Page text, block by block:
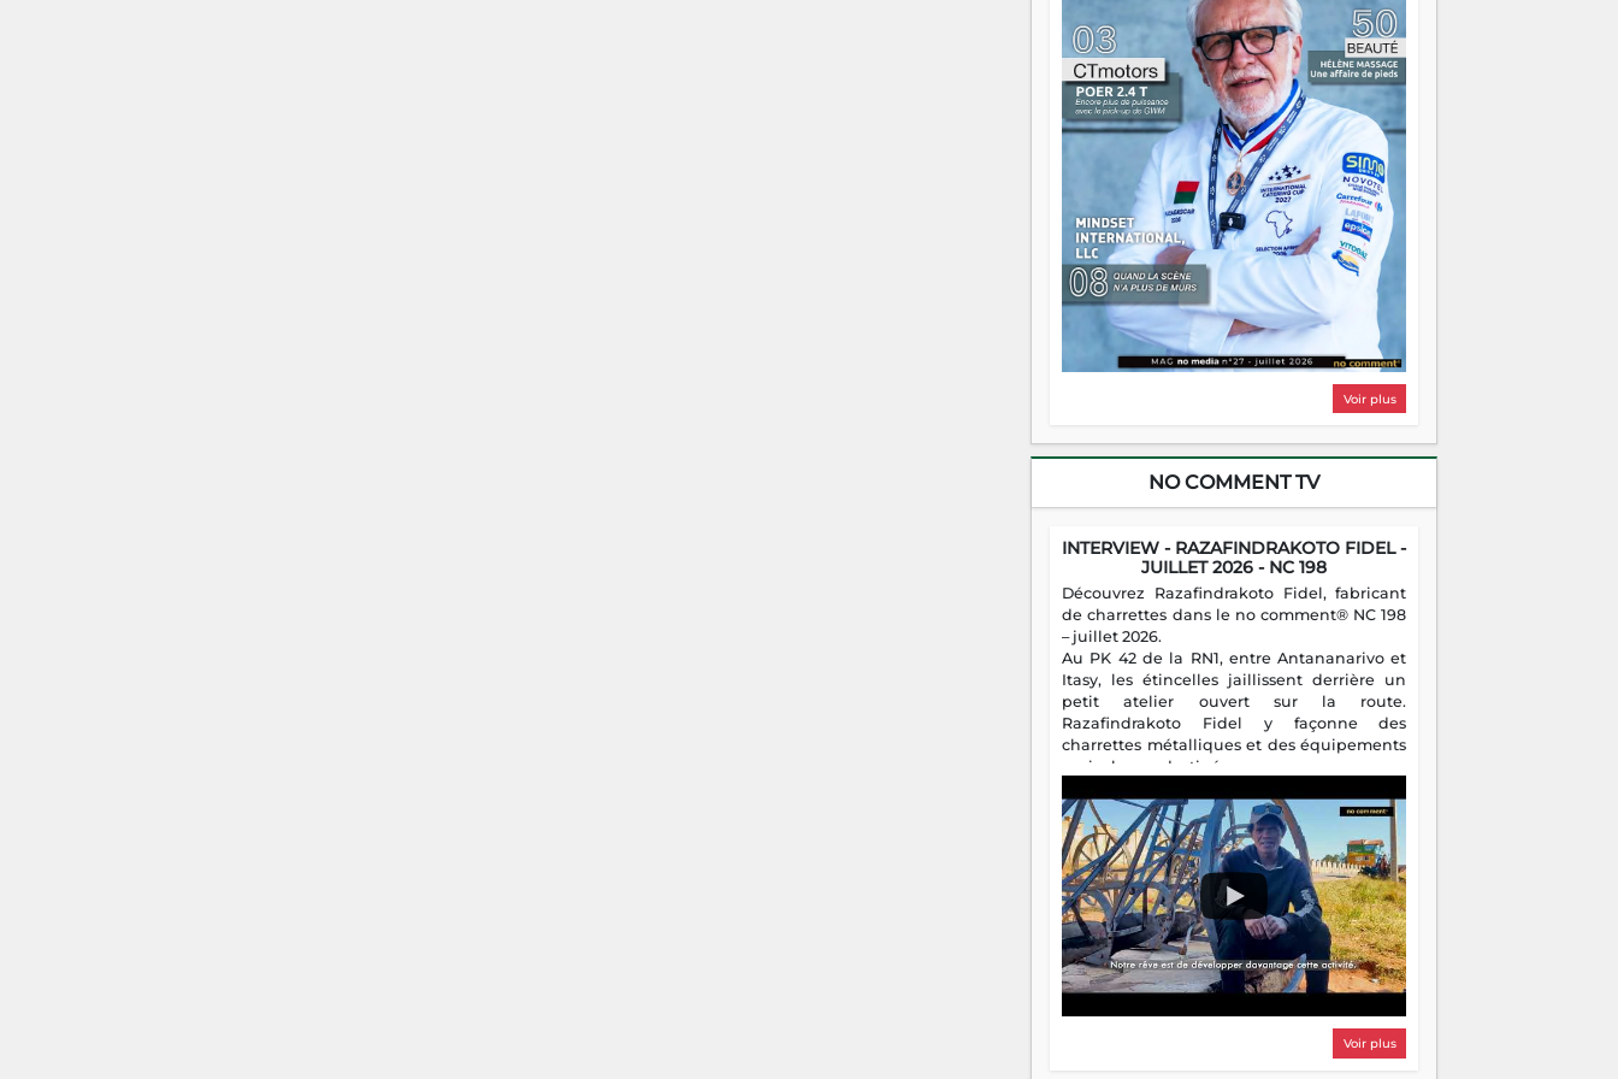
là que les aînés entrent en scène — pas
pour reprendre le gouvernail, mais pour
montrer où sont les récifs. Les jeunes ont la
force, les vieux ont l'expérience, comme on
dit. Ce n'est pas un combat de générations
— c'est une question d'équipage. Partagez
vos réussites, mais aussi vos échecs. Surtout
vos échecs, d'ailleurs — ils enseignent
mieux que n'importe quel manuel. À
Madagascar, la barque avance. Il faut juste
s'assurer que tout le monde rame dans le
même sens.
Voir plus
NO COMMENT TV
JUILLET 2026 - NC 198
Découvrez Razafindrakoto Fidel, fabricant
de charrettes dans le no comment® NC 198
– juillet 2026.
Itasy, les étincelles jaillissent derrière un
petit atelier ouvert sur la route.
Razafindrakoto Fidel y façonne des
charrettes métalliques et des équipements
agricoles destinés aux campagnes
malgaches. Héritier d'un savoir-faire
familial, il perpétue un métier discret mais
essentiel.
Voir plus